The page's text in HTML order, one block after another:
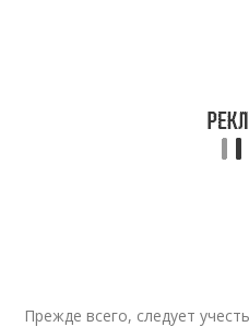
Прежде всего, следует